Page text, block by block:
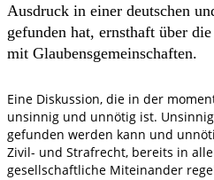
Ausdruck in einer deutschen
gefunden hat, ernsthaft über
mit Glaubensgemeinschaften.
Eine Diskussion, die in der
unsinnig und unnötig ist.
gefunden werden kann und
Zivil- und Strafrecht, bereits in
gesellschaftliche Miteinander